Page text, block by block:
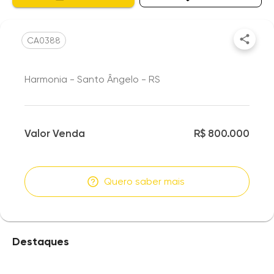
CA0388
Harmonia - Santo Ângelo - RS
Valor Venda R$ 800.000
Quero saber mais
Destaques